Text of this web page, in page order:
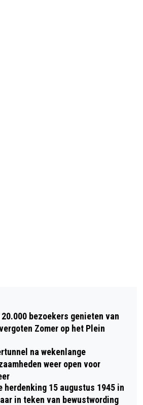
LP MEER OP VINYL
VAN DE CD
IN PODIUM
25, FILMHUIS
BEATLES MUSEUM EN
20.000 bezoekers genieten van
Zomer op het Plein
na wekenlange
weer open voor
herdenking 15 augustus 1945 in
in teken van bewustwording